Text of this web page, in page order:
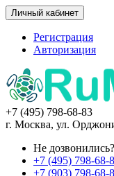
Личный кабинет
Регистрация
Авторизация
+7 (495) 798-68-83
г. Москва, ул.
Не дозвонились?
+7 (495) 798-68-
+7 (903) 798-68-